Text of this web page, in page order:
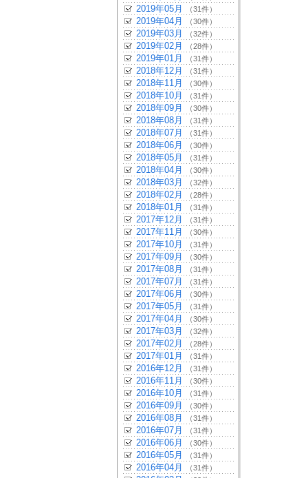
2019年05月 （31件）
2019年04月 （30件）
2019年03月 （32件）
2019年02月 （28件）
2019年01月 （31件）
2018年12月 （31件）
2018年11月 （30件）
2018年10月 （31件）
2018年09月 （30件）
2018年08月 （31件）
2018年07月 （31件）
2018年06月 （30件）
2018年05月 （31件）
2018年04月 （30件）
2018年03月 （32件）
2018年02月 （28件）
2018年01月 （31件）
2017年12月 （31件）
2017年11月 （30件）
2017年10月 （31件）
2017年09月 （30件）
2017年08月 （31件）
2017年07月 （31件）
2017年06月 （30件）
2017年05月 （31件）
2017年04月 （30件）
2017年03月 （32件）
2017年02月 （28件）
2017年01月 （31件）
2016年12月 （31件）
2016年11月 （30件）
2016年10月 （31件）
2016年09月 （30件）
2016年08月 （31件）
2016年07月 （31件）
2016年06月 （30件）
2016年05月 （31件）
2016年04月 （31件）